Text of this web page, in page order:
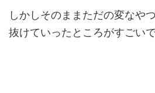
しかしそのままただの変なや
抜けていったところがすごいで